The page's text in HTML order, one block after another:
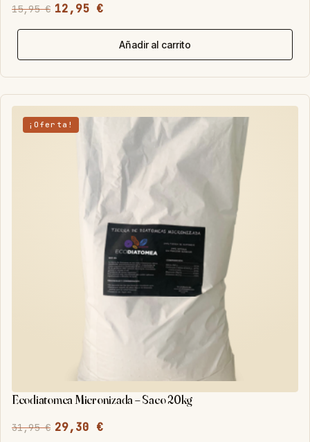
15,95€
El
precio
era:
15,95 €.
12,95 €
El
precio
es:
12,95 €.
Añadir al carrito
¡Oferta!
Ecodiatomea Micronizada – Saco 20kg
31,95€
El
29,30 €
El